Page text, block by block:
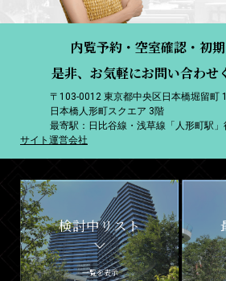
内覧予約・空室確認・初
是非、お気軽にお問い合わせ
〒103-0012 東京都中央区日本橋堀留町
日本橋人形町スクエア 3階
最寄駅：日比谷線・浅草線「人形町駅」
サイト運営会社
検討中リスト
一覧を表示